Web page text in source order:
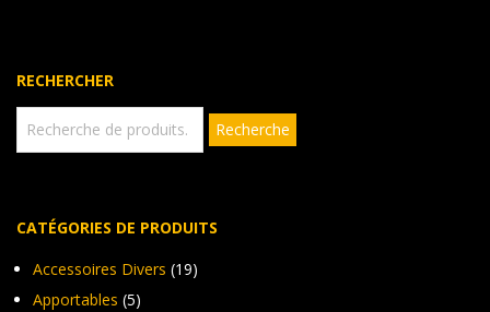
RECHERCHER
pour :
Recherche
CATÉGORIES DE PRODUITS
Accessoires Divers (19)
Apportables (5)